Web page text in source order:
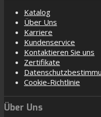
Katalog
Über Uns
Karriere
Kundenservice
Kontaktieren Sie uns
Zertifikate
Cookie-Richtlinie
Über Uns